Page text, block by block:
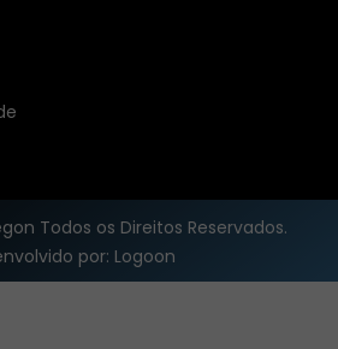
Todos os Direitos Reservados.
por: Logoon